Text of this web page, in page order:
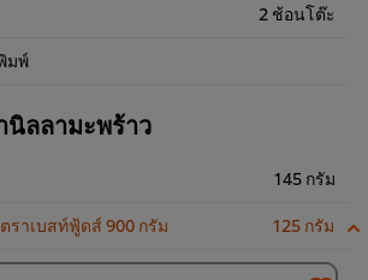
2 ช้อนโต๊ะ
มพ์
ลลามะพร้าว
145 กรัม
าเบสท์ฟู้ดส์ 900 กรัม 125 กรัม